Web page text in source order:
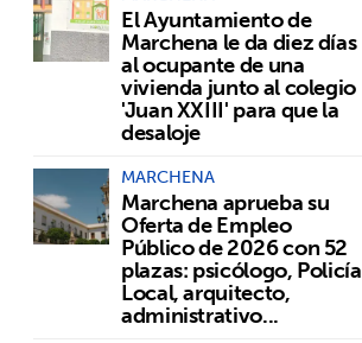
El Ayuntamiento de
Marchena le da diez días
al ocupante de una
vivienda junto al colegio
'Juan XXIII' para que la
desaloje
MARCHENA
Marchena aprueba su
Oferta de Empleo
Público de 2026 con 52
plazas: psicólogo, Policía
Local, arquitecto,
administrativo...